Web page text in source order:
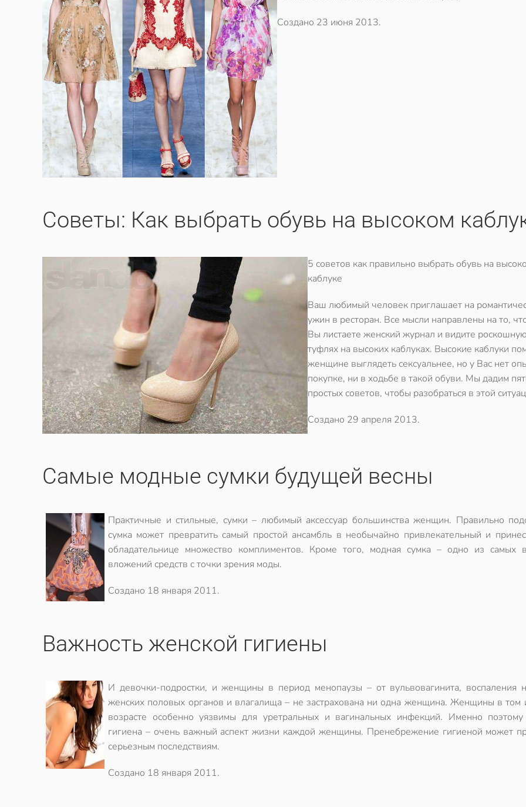
Создано 23 июня 2013.
Советы: Как выбрать обувь на высоком
5 советов как правильно выбрать обувь на
каблуке
Ваш любимый человек приглашает на
ужин в ресторан. Все мысли направлены на то,
Вы листаете женский журнал и видите
туфлях на высоких каблуках. Высокие каблуки
женщине выглядеть сексуальнее, но у Вас нет
покупке, ни в ходьбе в такой обуви. Мы дадим
простых советов, чтобы разобраться в этой
Создано 29 апреля 2013.
Самые модные сумки будущей весны
Практичные и стильные, сумки – любимый аксессуар большинства женщин. Правильно
сумка может превратить самый простой ансамбль в необычайно привлекательный и
обладательнице множество комплиментов. Кроме того, модная сумка – одно из самых
вложений средств с точки зрения моды.
Создано 18 января 2011.
Важность женской гигиены
И девочки-подростки, и женщины в период менопаузы – от вульвовагинита, воспаления
женских половых органов и влагалища – не застрахована ни одна женщина. Женщины в том
возрасте особенно уязвимы для уретральных и вагинальных инфекций. Именно поэтому
гигиена – очень важный аспект жизни каждой женщины. Пренебрежение гигиеной может
серьезным последствиям.
Создано 18 января 2011.